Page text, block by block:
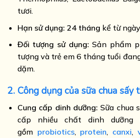
tươi.
Hạn sử dụng: 24 tháng kể từ
Đối tượng sử dụng: Sản phẩm
tượng và trẻ em 6 tháng tuổi
dặm.
2. Công dụng của sữa chua sấy
Cung cấp dinh dưỡng: Sữa chua
cấp nhiều chất dinh
gồm probiotics, protein, canxi,